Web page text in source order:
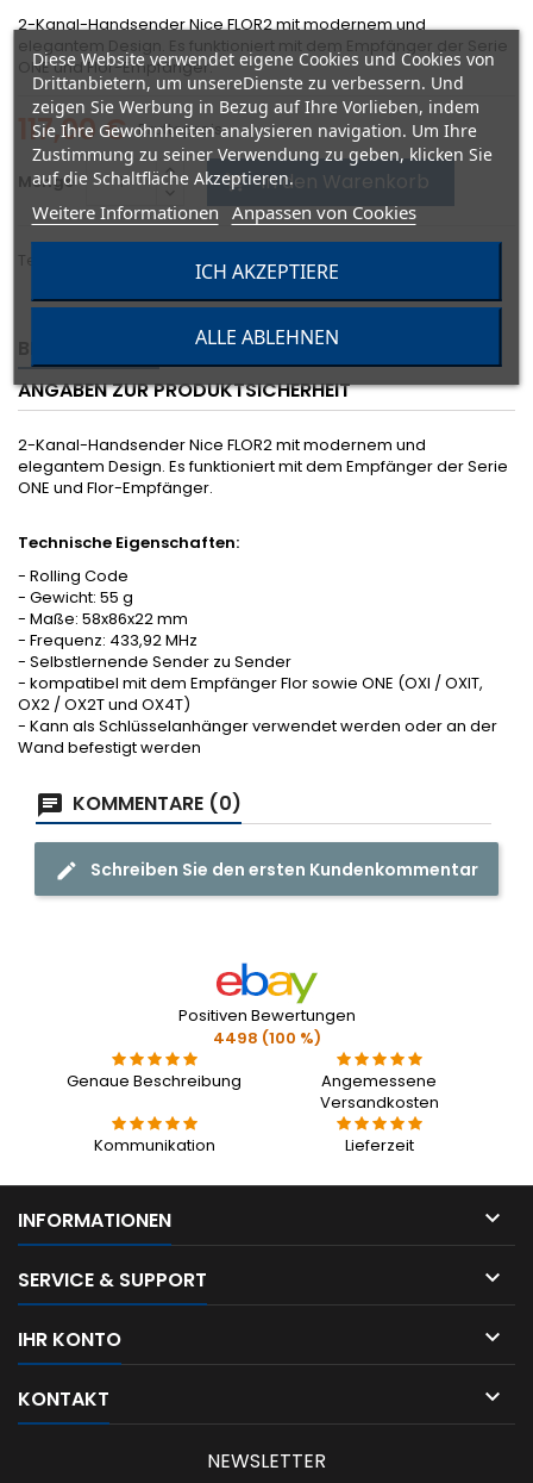
2-Kanal-Handsender Nice FLOR2 mit modernem und
elegantem Design. Es funktioniert mit dem Empfänger der Serie
ONE und Flor-Empfänger.
117,00 € Bruttopreis
Menge  In den Warenkorb
Teilen
BESCHREIBUNG ARTIKELDETAILS
ANGABEN ZUR PRODUKTSICHERHEIT
2-Kanal-Handsender Nice FLOR2 mit modernem und
elegantem Design. Es funktioniert mit dem Empfänger der Serie
ONE und Flor-Empfänger.
Technische Eigenschaften:
- Rolling Code
- Gewicht: 55 g
- Maße: 58x86x22 mm
- Frequenz: 433,92 MHz
- Selbstlernende Sender zu Sender
- kompatibel mit dem Empfänger Flor sowie ONE (OXI / OXIT,
OX2 / OX2T und OX4T)
- Kann als Schlüsselanhänger verwendet werden oder an der
Wand befestigt werden
KOMMENTARE (0)
Schreiben Sie den ersten Kundenkommentar
Positiven Bewertungen
4498 (100 %)
Genaue Beschreibung
Angemessene
Versandkosten
Kommunikation
Lieferzeit
INFORMATIONEN 
SERVICE & SUPPORT 
IHR KONTO 
KONTAKT 
Diese Website verwendet eigene Cookies und Cookies von
Drittanbietern, um unsereDienste zu verbessern. Und
zeigen Sie Werbung in Bezug auf Ihre Vorlieben, indem
Sie Ihre Gewohnheiten analysieren navigation. Um Ihre
Zustimmung zu seiner Verwendung zu geben, klicken Sie
auf die Schaltfläche Akzeptieren.
Weitere Informationen Anpassen von Cookies
ALLE ABLEHNEN
ICH AKZEPTIERE
NEWSLETTER